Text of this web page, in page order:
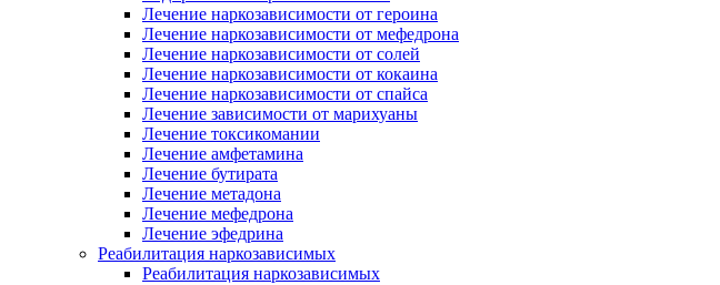
Лечение наркозависимости от героина
Лечение наркозависимости от мефедрона
Лечение наркозависимости от солей
Лечение наркозависимости от кокаина
Лечение наркозависимости от спайса
Лечение зависимости от марихуаны
Лечение токсикомании
Лечение амфетамина
Лечение бутирата
Лечение метадона
Лечение мефедрона
Лечение эфедрина
Реабилитация наркозависимых
Реабилитация наркозависимых